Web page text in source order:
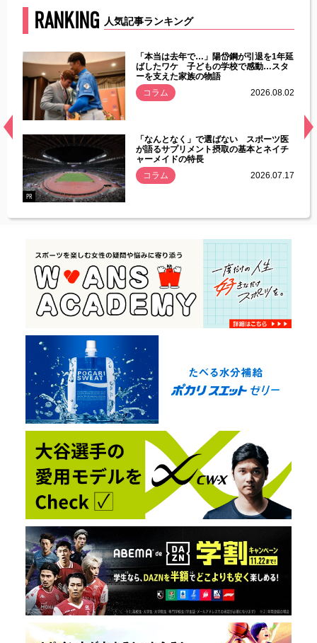
RANKING 人気記事ランキング
常
「本当は去年で…」陽岱鋼が引退を1年延
ばしたワケ 子どもの学校で感動…スタ
ーを支えた家族の物語
コラム
2026.08.02
PR
「なんとなく」で選ばない スポーツ医
が語るサプリメント摂取の基本とネイチ
ャーメイドの特長
コラム
2026.07.17